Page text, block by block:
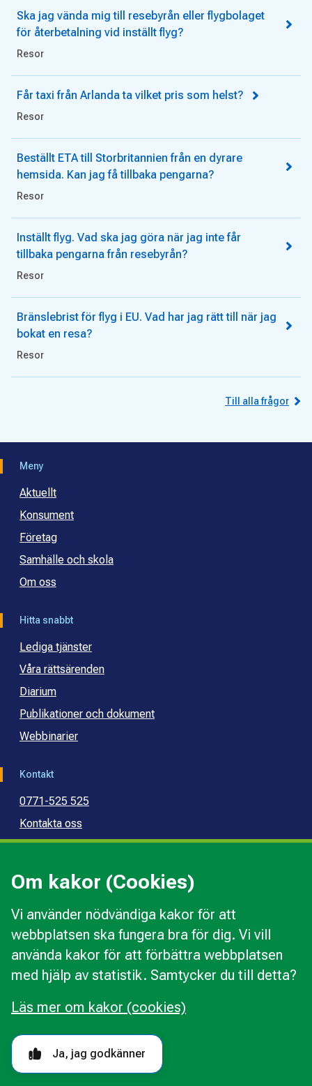
Om kakor (Cookies)
Vi använder nödvändiga kakor för att
webbplatsen ska fungera bra för dig. Vi vill
använda kakor för att förbättra webbplatsen
med hjälp av statistik. Samtycker du till detta?
Ja, jag godkänner
Läs mer om kakor (cookies)
Ska jag vända mig till resebyrån eller flygbolaget
för återbetalning vid inställt flyg?
Resor
Får taxi från Arlanda ta vilket pris som helst?
Resor
Beställt ETA till Storbritannien från en dyrare
hemsida. Kan jag få tillbaka pengarna?
Resor
Inställt flyg. Vad ska jag göra när jag inte får
tillbaka pengarna från resebyrån?
Resor
Bränslebrist för flyg i EU. Vad har jag rätt till när jag
bokat en resa?
Resor
Till alla frågor
Meny
Aktuellt
Konsument
Företag
Samhälle och skola
Om oss
Hitta snabbt
Lediga tjänster
Våra rättsärenden
Diarium
Publikationer och dokument
Webbinarier
Kontakt
0771-525 525
Kontakta oss
Press
Kommunal budget- och skuldrådgivning
Om webbplatsen
Behandling av personuppgifter